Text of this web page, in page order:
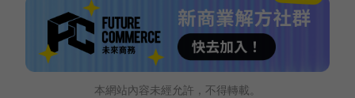
本網站內容未經允許，不得轉載。